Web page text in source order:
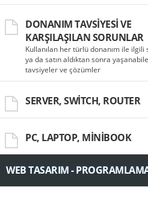
DONANIM TAVSIYESI VE
KARŞILAŞILAN SORUNLAR
Kullanılan her türlü donanım ile ilgili
ya da satın aldıktan sonra
tavsiyeler ve çözümler
SERVER, SWITCH, ROUTER
PC, LAPTOP, MINIBOOK
WEB TASARIM -